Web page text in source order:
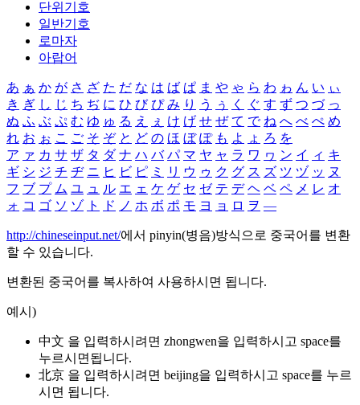
단위기호
일반기호
로마자
아랍어
あ ぁ か が さ ざ た だ な は ば ぱ ま や ゃ ら わ ゎ ん い ぃ
き ぎ し じ ち ぢ に ひ び ぴ み り う ぅ く ぐ す ず つ づ っ
ぬ ふ ぶ ぷ む ゆ ゅ る え ぇ け げ せ ぜ て で ね へ べ ぺ め
れ お ぉ こ ご そ ぞ と ど の ほ ぼ ぽ も よ ょ ろ を
ア ァ カ サ ザ タ ダ ナ ハ バ パ マ ヤ ャ ラ ワ ヮ ン イ ィ キ
ギ シ ジ チ ヂ ニ ヒ ビ ピ ミ リ ウ ゥ ク グ ス ズ ツ ヅ ッ ヌ
フ ブ プ ム ユ ュ ル エ ェ ケ ゲ セ ゼ テ デ ヘ ベ ペ メ レ オ
ォ コ ゴ ソ ゾ ト ド ノ ホ ボ ポ モ ヨ ョ ロ ヲ ―
http://chineseinput.net/에서 pinyin(병음)방식으로 중국어를 변환
할 수 있습니다.
변환된 중국어를 복사하여 사용하시면 됩니다.
예시)
中文 을 입력하시려면 zhongwen을 입력하시고 space를
누르시면됩니다.
北京 을 입력하시려면 beijing을 입력하시고 space를 누르
시면 됩니다.